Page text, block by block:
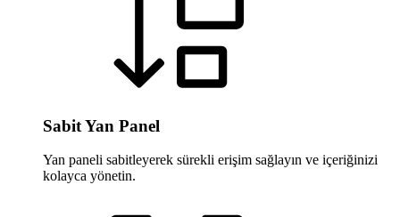
Sabit Yan Panel
Yan paneli sabitleyerek sürekli erişim sağlayın ve içeriğinizi
kolayca yönetin.